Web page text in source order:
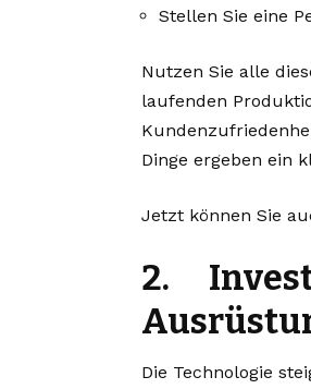
Stellen Sie eine
Nutzen Sie alle
laufenden
Dinge ergeben ein
Jetzt können Sie
2.
Die Technologie